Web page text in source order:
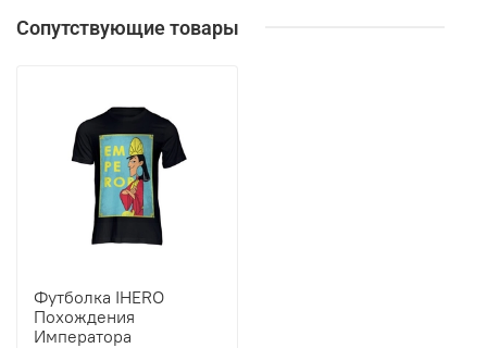
Сопутствующие товары
Футболка IHERO
Похождения
Императора